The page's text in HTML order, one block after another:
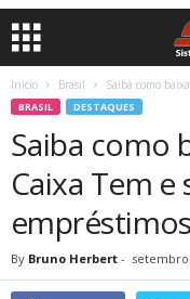
Inicio Brasil Saiba como
BRASIL DESTAQUES
Saiba como
Caixa Tem
By Bruno Herbert - setembro